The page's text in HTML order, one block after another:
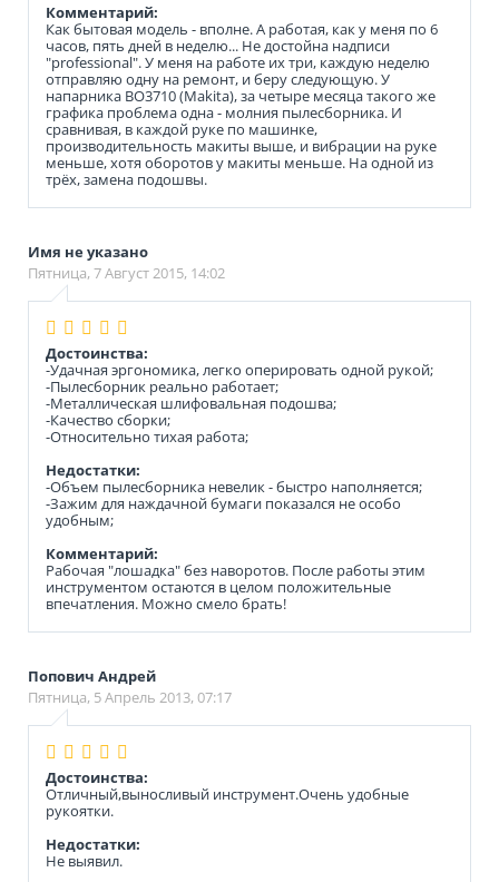
Комментарий:
Как бытовая модель - вполне. А работая, как у меня по 6
часов, пять дней в неделю... Не достойна надписи
"professional". У меня на работе их три, каждую неделю
отправляю одну на ремонт, и беру следующую. У
напарника BO3710 (Makita), за четыре месяца такого же
графика проблема одна - молния пылесборника. И
сравнивая, в каждой руке по машинке,
производительность макиты выше, и вибрации на руке
меньше, хотя оборотов у макиты меньше. На одной из
трёх, замена подошвы.
Имя не указано
Пятница, 7 Август 2015, 14:02
Достоинства:
-Удачная эргономика, легко оперировать одной рукой;
-Пылесборник реально работает;
-Металлическая шлифовальная подошва;
-Качество сборки;
-Относительно тихая работа;
Недостатки:
-Объем пылесборника невелик - быстро наполняется;
-Зажим для наждачной бумаги показался не особо
удобным;
Комментарий:
Рабочая "лошадка" без наворотов. После работы этим
инструментом остаются в целом положительные
впечатления. Можно смело брать!
Попович Андрей
Пятница, 5 Апрель 2013, 07:17
Достоинства:
Отличный,выносливый инструмент.Очень удобные
рукоятки.
Недостатки:
Не выявил.